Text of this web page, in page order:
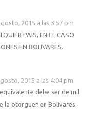
2015 a las 3:57 pm
PAIS, EN EL CASO
EN BOLIVARES.
2015 a las 4:04 pm
debe ser de mil
la otorguen en Bolívares.